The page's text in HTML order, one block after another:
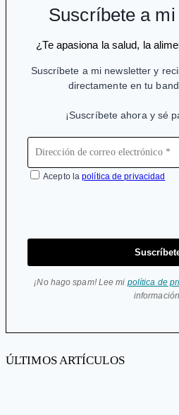
mortales
Suscríbete a
¿Te apasiona la salud, la
Suscríbete a mi newsletter y
directamente en tu
¡Suscríbete ahora y sé
Acepto lapolítica de privacidad
¡No hago spam! Lee mi política de
ÚLTIMOS ARTÍCULOS